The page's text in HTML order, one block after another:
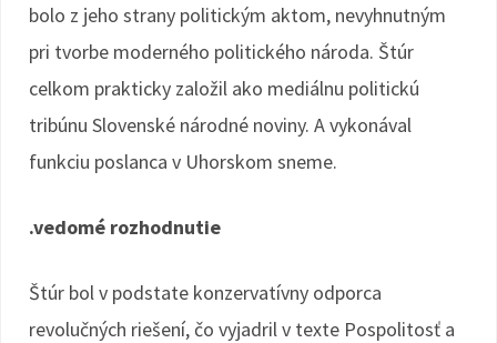
bolo z jeho strany politickým aktom, nevyhnutným
pri tvorbe moderného politického národa. Štúr
celkom prakticky založil ako mediálnu politickú
tribúnu Slovenské národné noviny. A vykonával
funkciu poslanca v Uhorskom sneme.
.vedomé rozhodnutie
Štúr bol v podstate konzervatívny odporca
revolučných riešení, čo vyjadril v texte Pospolitosť a